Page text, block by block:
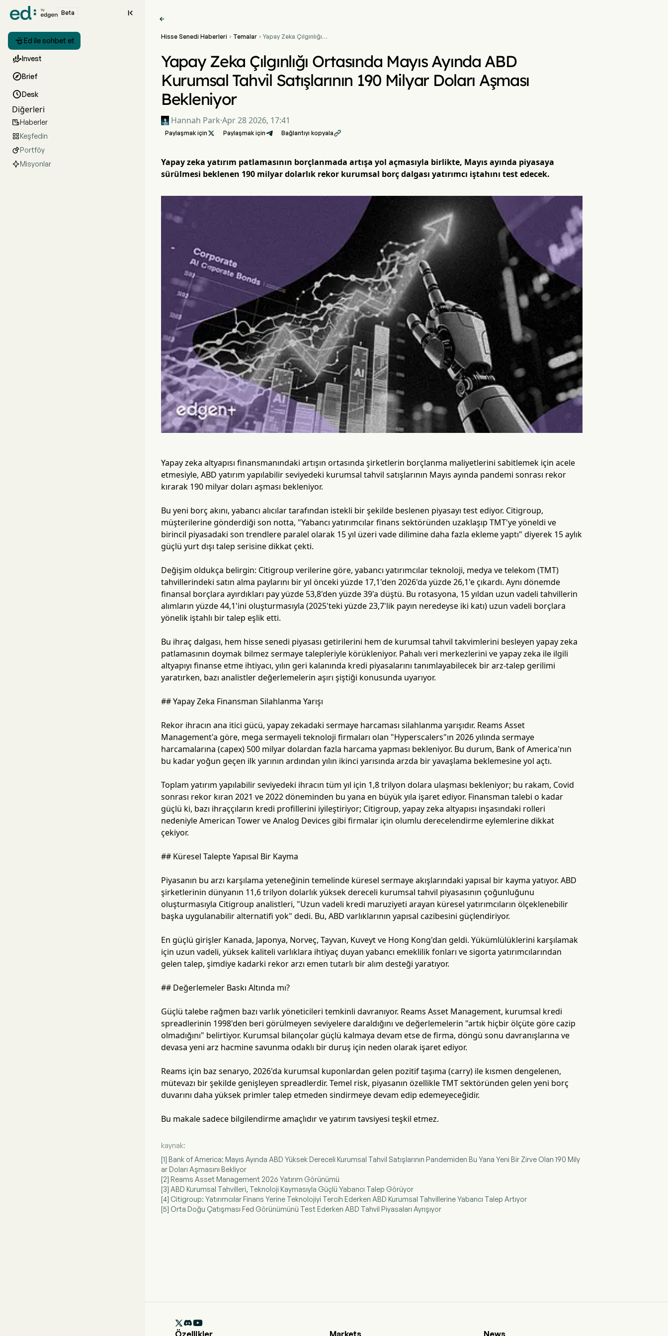
Beta 
 Ed ile sohbet et
Invest
Brief
Desk
Diğerleri
Haberler
Keşfedin
Portföy
Misyonlar

Hisse Senedi Haberleri  Temalar  Yapay Zeka Çılgınlığı
Satışlarının 190 Milyar
Doları Aşması Bekleniyor
Yapay Zeka Çılgınlığı Ortasında Mayıs Ayında ABD
Kurumsal Tahvil Satışlarının 190 Milyar Doları Aşması
Bekleniyor
Hannah Park·Apr 28 2026, 17:41
Paylaşmak için  Paylaşmak için Bağlantıyı kopyala
Yapay zeka yatırım patlamasının borçlanmada artışa yol açmasıyla birlikte, Mayıs ayında piyasaya
sürülmesi beklenen 190 milyar dolarlık rekor kurumsal borç dalgası yatırımcı iştahını test edecek.
Yapay zeka altyapısı finansmanındaki artışın ortasında şirketlerin borçlanma maliyetlerini sabitlemek için acele
etmesiyle, ABD yatırım yapılabilir seviyedeki kurumsal tahvil satışlarının Mayıs ayında pandemi sonrası rekor
kırarak 190 milyar doları aşması bekleniyor.
Bu yeni borç akını, yabancı alıcılar tarafından istekli bir şekilde beslenen piyasayı test ediyor. Citigroup,
müşterilerine gönderdiği son notta, "Yabancı yatırımcılar finans sektöründen uzaklaşıp TMT'ye yöneldi ve
birincil piyasadaki son trendlere paralel olarak 15 yıl üzeri vade dilimine daha fazla ekleme yaptı" diyerek 15 aylık
güçlü yurt dışı talep serisine dikkat çekti.
Değişim oldukça belirgin: Citigroup verilerine göre, yabancı yatırımcılar teknoloji, medya ve telekom (TMT)
tahvillerindeki satın alma paylarını bir yıl önceki yüzde 17,1'den 2026'da yüzde 26,1'e çıkardı. Aynı dönemde
finansal borçlara ayırdıkları pay yüzde 53,8'den yüzde 39'a düştü. Bu rotasyona, 15 yıldan uzun vadeli tahvillerin
alımların yüzde 44,1'ini oluşturmasıyla (2025'teki yüzde 23,7'lik payın neredeyse iki katı) uzun vadeli borçlara
yönelik iştahlı bir talep eşlik etti.
Bu ihraç dalgası, hem hisse senedi piyasası getirilerini hem de kurumsal tahvil takvimlerini besleyen yapay zeka
patlamasının doymak bilmez sermaye talepleriyle körükleniyor. Pahalı veri merkezlerini ve yapay zeka ile ilgili
altyapıyı finanse etme ihtiyacı, yılın geri kalanında kredi piyasalarını tanımlayabilecek bir arz-talep gerilimi
yaratırken, bazı analistler değerlemelerin aşırı şiştiği konusunda uyarıyor.
## Yapay Zeka Finansman Silahlanma Yarışı
Rekor ihracın ana itici gücü, yapay zekadaki sermaye harcaması silahlanma yarışıdır. Reams Asset
Management'a göre, mega sermayeli teknoloji firmaları olan "Hyperscalers"ın 2026 yılında sermaye
harcamalarına (capex) 500 milyar dolardan fazla harcama yapması bekleniyor. Bu durum, Bank of America'nın
bu kadar yoğun geçen ilk yarının ardından yılın ikinci yarısında arzda bir yavaşlama beklemesine yol açtı.
Toplam yatırım yapılabilir seviyedeki ihracın tüm yıl için 1,8 trilyon dolara ulaşması bekleniyor; bu rakam, Covid
sonrası rekor kıran 2021 ve 2022 döneminden bu yana en büyük yıla işaret ediyor. Finansman talebi o kadar
güçlü ki, bazı ihraççıların kredi profillerini iyileştiriyor; Citigroup, yapay zeka altyapısı inşasındaki rolleri
nedeniyle American Tower ve Analog Devices gibi firmalar için olumlu derecelendirme eylemlerine dikkat
çekiyor.
## Küresel Talepte Yapısal Bir Kayma
Piyasanın bu arzı karşılama yeteneğinin temelinde küresel sermaye akışlarındaki yapısal bir kayma yatıyor. ABD
şirketlerinin dünyanın 11,6 trilyon dolarlık yüksek dereceli kurumsal tahvil piyasasının çoğunluğunu
oluşturmasıyla Citigroup analistleri, "Uzun vadeli kredi maruziyeti arayan küresel yatırımcıların ölçeklenebilir
başka uygulanabilir alternatifi yok" dedi. Bu, ABD varlıklarının yapısal cazibesini güçlendiriyor.
En güçlü girişler Kanada, Japonya, Norveç, Tayvan, Kuveyt ve Hong Kong'dan geldi. Yükümlülüklerini karşılamak
için uzun vadeli, yüksek kaliteli varlıklara ihtiyaç duyan yabancı emeklilik fonları ve sigorta yatırımcılarından
gelen talep, şimdiye kadarki rekor arzı emen tutarlı bir alım desteği yaratıyor.
## Değerlemeler Baskı Altında mı?
Güçlü talebe rağmen bazı varlık yöneticileri temkinli davranıyor. Reams Asset Management, kurumsal kredi
spreadlerinin 1998'den beri görülmeyen seviyelere daraldığını ve değerlemelerin "artık hiçbir ölçüte göre cazip
olmadığını" belirtiyor. Kurumsal bilançolar güçlü kalmaya devam etse de firma, döngü sonu davranışlarına ve
devasa yeni arz hacmine savunma odaklı bir duruş için neden olarak işaret ediyor.
Reams için baz senaryo, 2026'da kurumsal kuponlardan gelen pozitif taşıma (carry) ile kısmen dengelenen,
mütevazı bir şekilde genişleyen spreadlerdir. Temel risk, piyasanın özellikle TMT sektöründen gelen yeni borç
duvarını daha yüksek primler talep etmeden sindirmeye devam edip edemeyeceğidir.
Bu makale sadece bilgilendirme amaçlıdır ve yatırım tavsiyesi teşkil etmez.
kaynak:
[1] Bank of America: Mayıs Ayında ABD Yüksek Dereceli Kurumsal Tahvil Satışlarının Pandemiden Bu Yana Yeni Bir Zirve Olan 190 Mily
ar Doları Aşmasını Bekliyor
[2] Reams Asset Management 2026 Yatırım Görünümü
[3] ABD Kurumsal Tahvilleri, Teknoloji Kaymasıyla Güçlü Yabancı Talep Görüyor
[4] Citigroup: Yatırımcılar Finans Yerine Teknolojiyi Tercih Ederken ABD Kurumsal Tahvillerine Yabancı Talep Artıyor
[5] Orta Doğu Çatışması Fed Görünümünü Test Ederken ABD Tahvil Piyasaları Ayrışıyor

Özellikler
Markets News